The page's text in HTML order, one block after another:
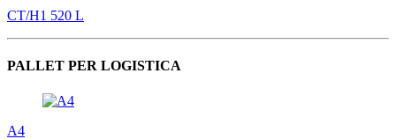
CT/H1 520 L
PALLET PER LOGISTICA
A4